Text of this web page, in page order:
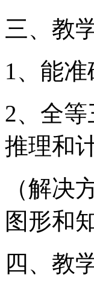
三、教
1、能
2、全
推理和
（解决
图形和
四、教